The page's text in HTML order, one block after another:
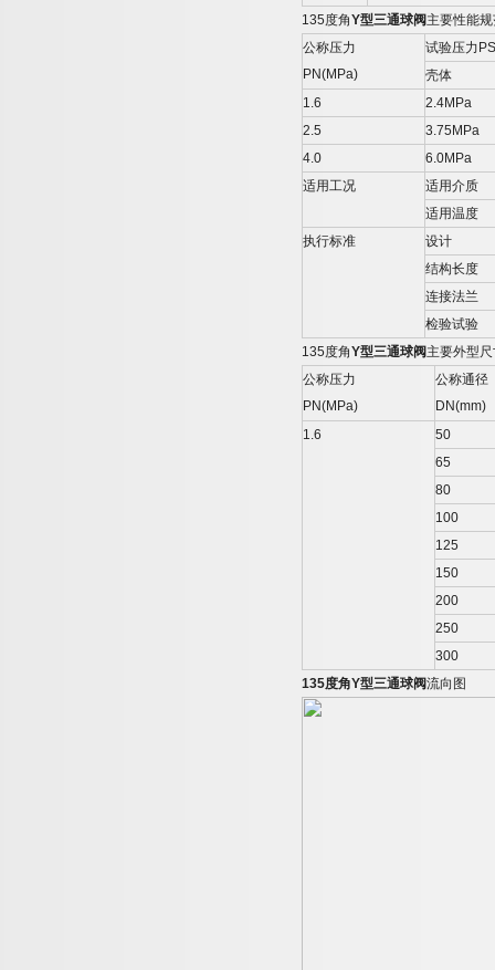
135度角Y型三通球阀 主要性能
公称压力
PN(MPa)
试验压力
壳体
1.6
2.4MPa
2.5
3.75MPa
4.0
6.0MPa
适用工况
适用介质
适用温度
执行标准
设计
结构长度
连接法兰
检验试验
135度角Y型三通球阀 主要外型
公称压力
PN(MPa)
公称通径
DN(mm)
1.6
50
65
80
100
125
150
200
250
300
135度角Y型三通球阀流向图